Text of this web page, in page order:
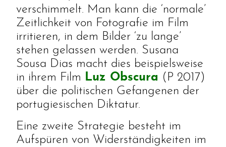
verschimmelt. Man kann die ‘normale’
Zeitlichkeit von Fotografie im Film
irritieren, in dem Bilder ‘zu lange’
stehen gelassen werden. Susana
Sousa Dias macht dies beispielsweise
in ihrem Film Luz Obscura (P 2017)
über die politischen Gefangenen der
portugiesischen Diktatur.
Eine zweite Strategie besteht im
Aufspüren von Widerständigkeiten im